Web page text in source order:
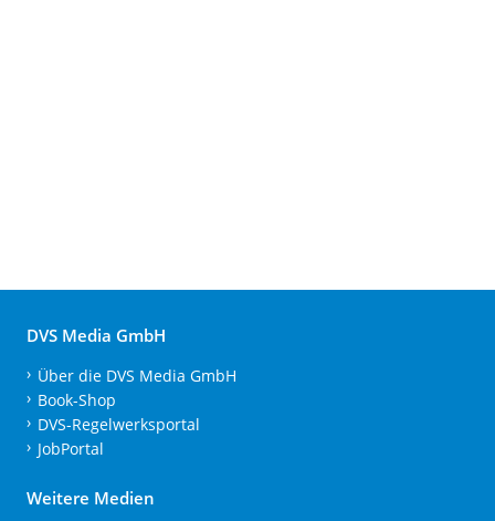
DVS Media GmbH
Über die DVS Media GmbH
Book-Shop
DVS-Regelwerksportal
JobPortal
Weitere Medien